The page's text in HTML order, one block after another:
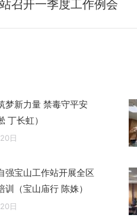
召开一季度工作例会
梦新力量 禁毒守平安
丁长虹）
日
强宝山工作站开展全区
训（宝山庙行 陈姝）
日